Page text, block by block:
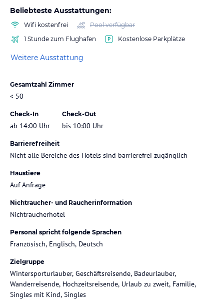
Beliebteste Ausstattungen:
Wifi kostenfrei
Pool verfügbar
1 Stunde zum Flughafen
Kostenlose Parkplätze
Weitere Ausstattung
Gesamtzahl Zimmer
< 50
Check-In
ab 14:00 Uhr
Check-Out
bis 10:00 Uhr
Barrierefreiheit
Nicht alle Bereiche des Hotels sind barrierefrei zugänglich
Haustiere
Auf Anfrage
Nichtraucher- und Raucherinformation
Nichtraucherhotel
Personal spricht folgende Sprachen
Französisch, Englisch, Deutsch
Zielgruppe
Wintersporturlauber, Geschäftsreisende, Badeurlauber,
Wanderreisende, Hochzeitsreisende, Urlaub zu zweit, Familie,
Singles mit Kind, Singles